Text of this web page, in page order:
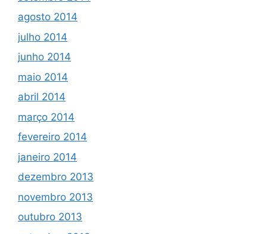
agosto 2014
julho 2014
junho 2014
maio 2014
abril 2014
março 2014
fevereiro 2014
janeiro 2014
dezembro 2013
novembro 2013
outubro 2013